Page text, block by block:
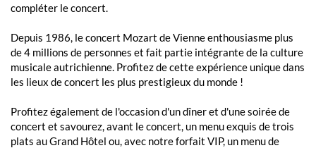
compléter le concert.
Depuis 1986, le concert Mozart de Vienne enthousiasme plus
de 4 millions de personnes et fait partie intégrante de la culture
musicale autrichienne. Profitez de cette expérience unique dans
les lieux de concert les plus prestigieux du monde !
Profitez également de l'occasion d'un dîner et d'une soirée de
concert et savourez, avant le concert, un menu exquis de trois
plats au Grand Hôtel ou, avec notre forfait VIP, un menu de